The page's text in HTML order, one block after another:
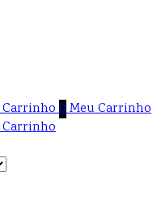
Carrinho0Meu Carrinho
Carrinho